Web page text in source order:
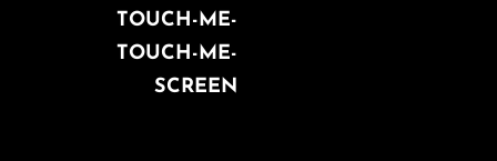
TOUCH-ME-
TOUCH-ME-
SCREEN